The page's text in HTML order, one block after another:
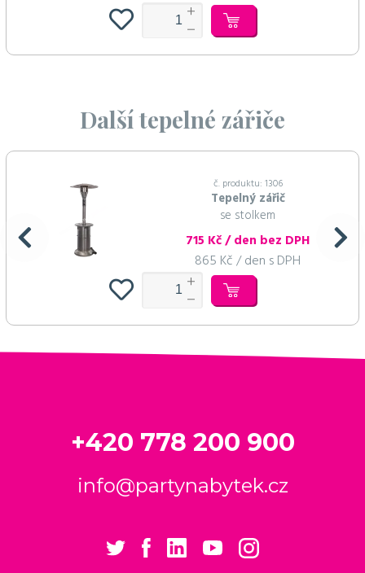
Další tepelné zářiče
č. produktu: 1306
Tepelný zářič
se stolkem
715 Kč / den bez DPH
865 Kč / den s DPH
+420 778 200 900
info@partynabytek.cz